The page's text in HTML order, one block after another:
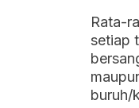
Rata-
setiap
buruh/